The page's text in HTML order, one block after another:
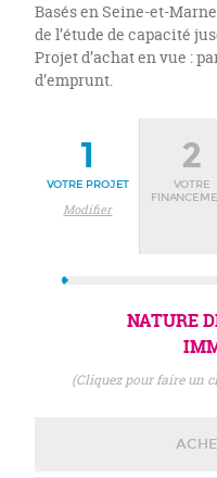
Basés en Seine-et-
de l’étude de capacité
Projet d’achat en vue :
d’emprunt.
1
VOTRE PROJET
Modifier
2
VOTRE
NATURE
(cliquez pour faire un